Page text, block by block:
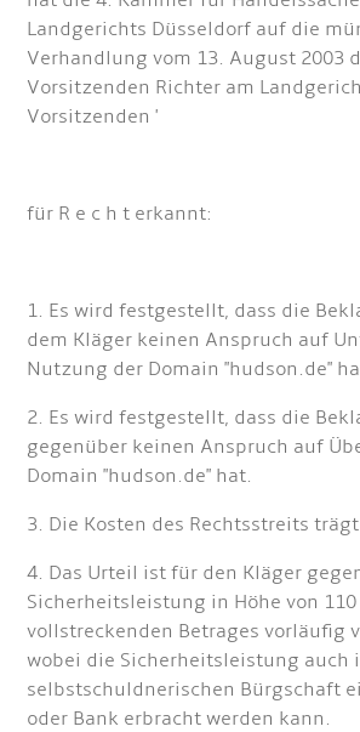
Landgerichts Düsseldorf auf die
Verhandlung vom 13. August 2003
Vorsitzenden Richter am
Vorsitzenden '
für R e c h t erkannt:
1. Es wird festgestellt, dass die
dem Kläger keinen Anspruch auf
Nutzung der Domain "hudson.de"
2. Es wird festgestellt, dass die
gegenüber keinen Anspruch auf
Domain "hudson.de" hat.
3. Die Kosten des Rechtsstreits
4. Das Urteil ist für den Kläger
Sicherheitsleistung in Höhe von
vollstreckenden Betrages vorläufig
wobei die Sicherheitsleistung auch
selbstschuldnerischen Bürgschaft
oder Bank erbracht werden kann.